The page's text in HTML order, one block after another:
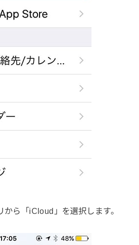
から「iCloud」を選択します。